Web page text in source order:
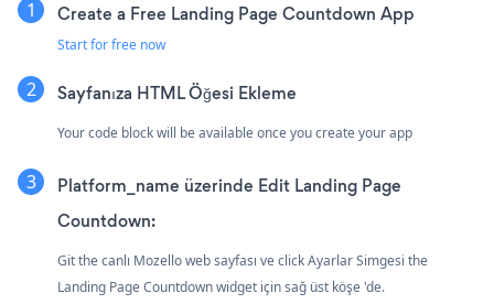
Create a Free Landing Page Countdown App
Start for free now
Sayfanıza HTML Öğesi Ekleme
Your code block will be available once you create your app
Platform_name üzerinde Edit Landing Page
Countdown:
Git the canlı Mozello web sayfası ve click Ayarlar Simgesi the
Landing Page Countdown widget için sağ üst köşe 'de.